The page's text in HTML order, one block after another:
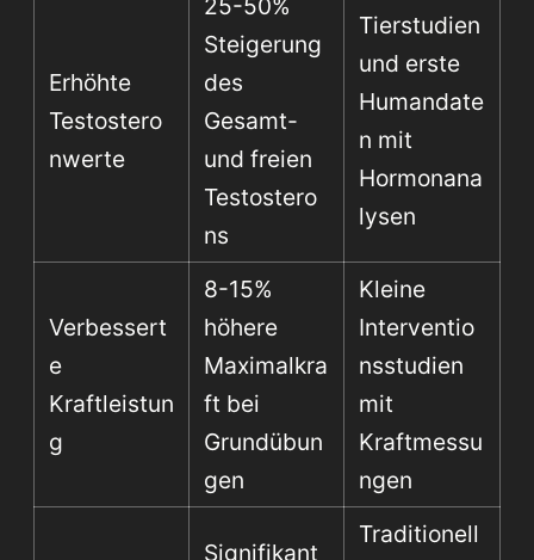
Erhöhte
Testostero
nwerte
Steigerung
des
Gesamt-
und freien
Testostero
ns
Tierstudien
und erste
Humandate
n mit
Hormonana
lysen
Verbessert
e
Kraftleistun
g
8-15%
höhere
Maximalkra
ft bei
Grundübun
gen
Kleine
Interventio
nsstudien
mit
Kraftmessu
ngen
Signifikant
Traditionell